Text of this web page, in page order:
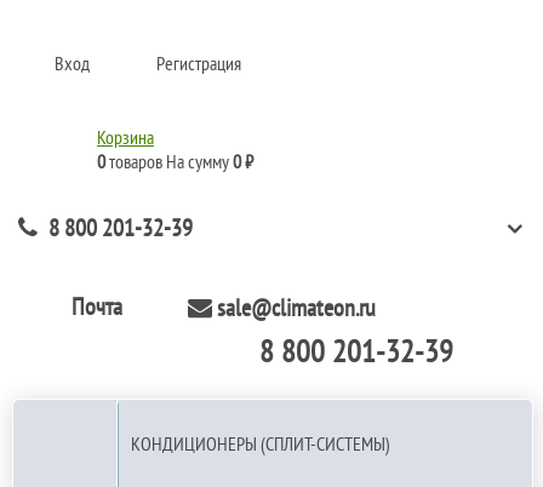
Вход Регистрация
Корзина
0товаров На сумму0 ₽
8 800 201-32-39
Почта sale@climateon.ru
8 800 201-32-39
КОНДИЦИОНЕРЫ (СПЛИТ-СИСТЕМЫ)